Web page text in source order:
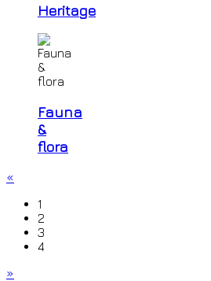
Heritage
Fauna
&
flora
«
1
2
3
4
»